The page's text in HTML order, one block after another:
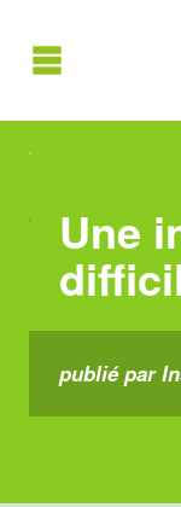
Une
publié par